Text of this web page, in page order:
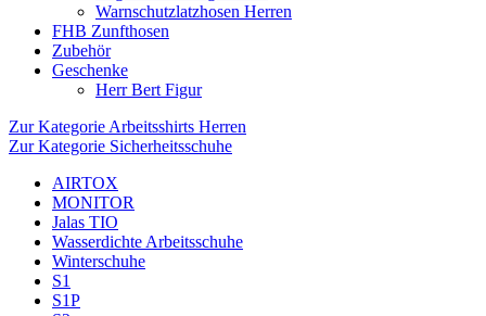
Warnschutzlatzhosen Herren
FHB Zunfthosen
Zubehör
Geschenke
Herr Bert Figur
Zur Kategorie Arbeitsshirts Herren
Zur Kategorie Sicherheitsschuhe
AIRTOX
MONITOR
Jalas TIO
Wasserdichte Arbeitsschuhe
Winterschuhe
S1
S1P